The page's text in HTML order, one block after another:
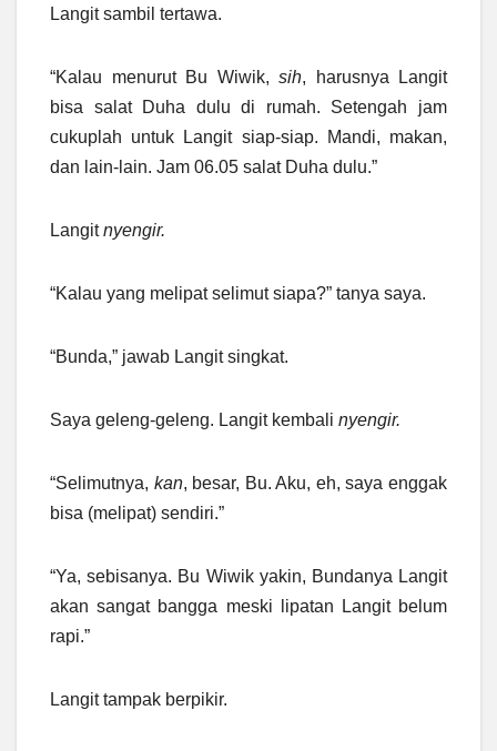
Langit sambil tertawa.
“Kalau menurut Bu Wiwik, sih, harusnya Langit
bisa salat Duha dulu di rumah. Setengah jam
cukuplah untuk Langit siap-siap. Mandi, makan,
dan lain-lain. Jam 06.05 salat Duha dulu.”
Langitnyengir.
“Kalau yang melipat selimut siapa?” tanya saya.
“Bunda,” jawab Langit singkat.
Saya geleng-geleng. Langit kembali nyengir.
“Selimutnya, kan, besar, Bu. Aku, eh, saya enggak
bisa (melipat) sendiri.”
“Ya, sebisanya. Bu Wiwik yakin, Bundanya Langit
akan sangat bangga meski lipatan Langit belum
rapi.”
Langit tampak berpikir.